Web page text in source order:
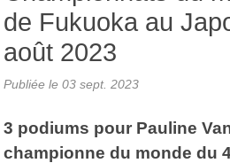
de Fukuoka au
août 2023
Publiée le 03 sept. 2023
3 podiums pour Pauline
championne du monde du